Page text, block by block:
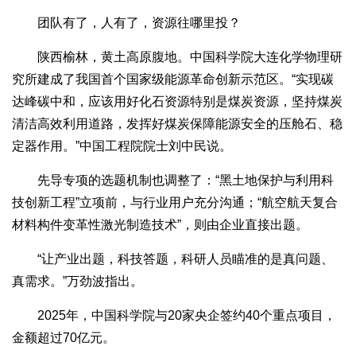
团队有了，人有了，资源往哪里投？
陕西榆林，黄土高原腹地。中国科学院大连化学物理研
究所建成了我国首个国家级能源革命创新示范区。“实现碳
达峰碳中和，应该用好化石资源特别是煤炭资源，坚持煤炭
清洁高效利用道路，发挥好煤炭保障能源安全的压舱石、稳
定器作用。”中国工程院院士刘中民说。
先导专项的选题机制也调整了：“黑土地保护与利用科
技创新工程”立项前，与行业用户充分沟通；“航空航天复合
材料构件变革性激光制造技术”，则由企业直接出题。
“让产业出题，科技答题，科研人员瞄准的是真问题、
真需求。”万劲波指出。
2025年，中国科学院与20家央企签约40个重点项目，
金额超过70亿元。